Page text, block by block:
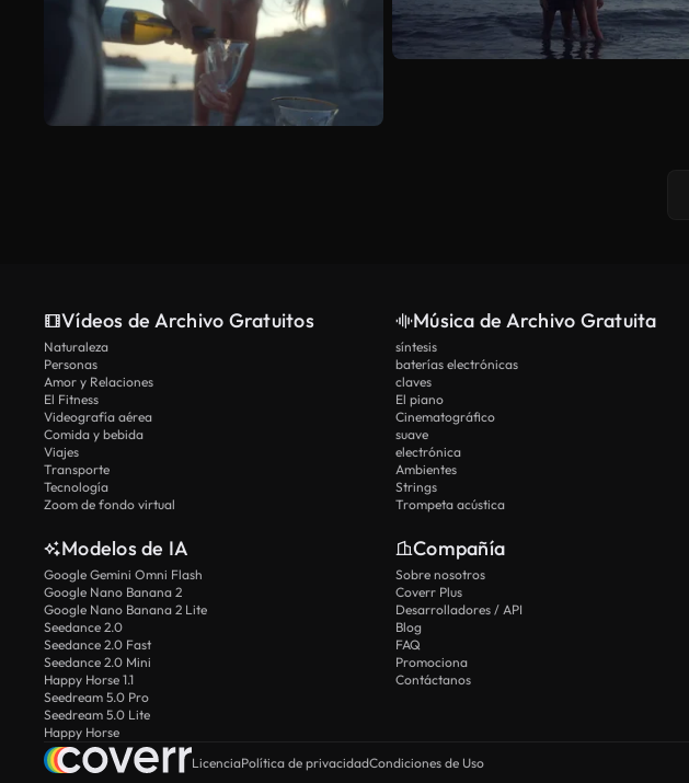
Vídeos de Archivo Gratuitos
Naturaleza
Personas
Amor y Relaciones
El Fitness
Videografía aérea
Comida y bebida
Viajes
Transporte
Tecnología
Zoom de fondo virtual
Música de Archivo Gratuita
síntesis
baterías electrónicas
claves
El piano
Cinematográfico
suave
electrónica
Ambientes
Strings
Trompeta acústica
Modelos de IA
Google Gemini Omni Flash
Google Nano Banana 2
Google Nano Banana 2 Lite
Seedance 2.0
Seedance 2.0 Fast
Seedance 2.0 Mini
Happy Horse 1.1
Seedream 5.0 Pro
Seedream 5.0 Lite
Happy Horse
Compañía
Sobre nosotros
Coverr Plus
Desarrolladores / API
Blog
FAQ
Promociona
Contáctanos
LicenciaPolítica de privacidadCondiciones de Uso